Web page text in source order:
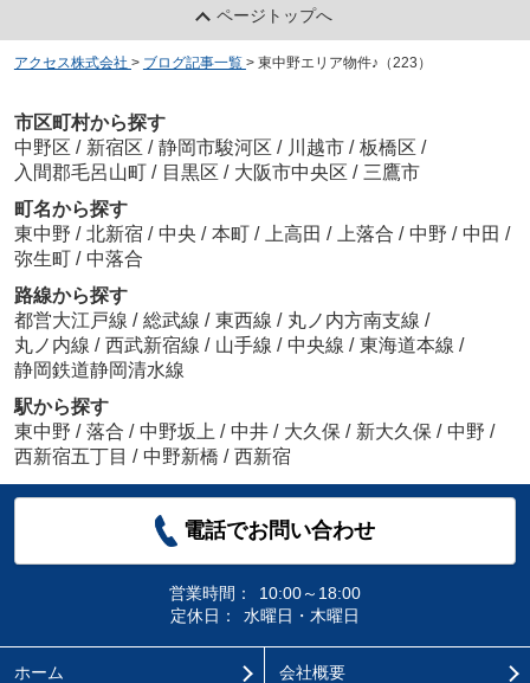
ページトップへ
アクセス株式会社 > ブログ記事一覧 > 東中野エリア物件♪（223）
市区町村から探す
中野区 / 新宿区 / 静岡市駿河区 / 川越市 / 板橋区 /
入間郡毛呂山町 / 目黒区 / 大阪市中央区 / 三鷹市
町名から探す
東中野 / 北新宿 / 中央 / 本町 / 上高田 / 上落合 / 中野 / 中田 /
弥生町 / 中落合
路線から探す
都営大江戸線 / 総武線 / 東西線 / 丸ノ内方南支線 /
丸ノ内線 / 西武新宿線 / 山手線 / 中央線 / 東海道本線 /
静岡鉄道静岡清水線
駅から探す
東中野 / 落合 / 中野坂上 / 中井 / 大久保 / 新大久保 / 中野 /
西新宿五丁目 / 中野新橋 / 西新宿
電話でお問い合わせ
営業時間：
10:00～18:00
定休日：
水曜日・木曜日
ホーム 会社概要